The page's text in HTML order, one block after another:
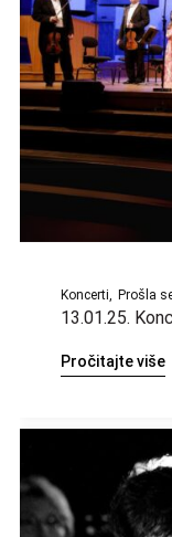
Koncerti Prošla
13.01.25.
Pročitajte više